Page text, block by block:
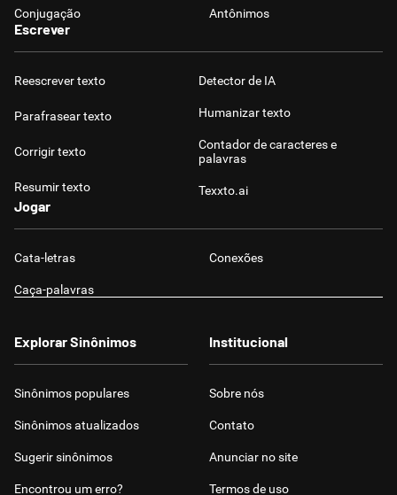
Conjugação Antônimos
Escrever
Reescrever texto
Parafrasear texto
Corrigir texto
Resumir texto
Detector de IA
Humanizar texto
Contador de caracteres e
palavras
Texxto.ai
Jogar
Cata-letras Conexões
Caça-palavras
Explorar Sinônimos
Sinônimos populares
Sinônimos atualizados
Sugerir sinônimos
Encontrou um erro?
Institucional
Sobre nós
Contato
Anunciar no site
Termos de uso